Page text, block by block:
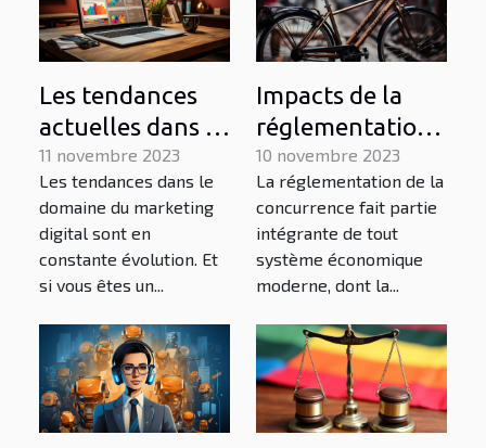
Les tendances
actuelles dans le
domaine du
marketing
digital freelance
11 novembre 2023
Les tendances dans le
domaine du marketing
digital sont en
constante évolution. Et
si vous êtes un...
Impacts de la
réglementation
de la
concurrence sur
l'économie belge
10 novembre 2023
La réglementation de la
concurrence fait partie
intégrante de tout
système économique
moderne, dont la...